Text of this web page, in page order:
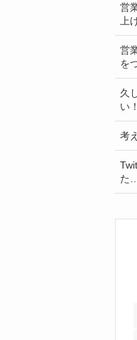
営
上
営
を
久
い
考
た…